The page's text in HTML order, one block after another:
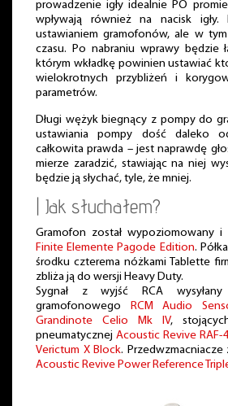
prowadzenie igły idealnie PO
wpływają również na nacisk
ustawianiem gramofonów, ale w
czasu. Po nabraniu wprawy będzie
którym wkładkę powinien ustawiać
wielokrotnych przybliżeń i
parametrów.
Długi wężyk biegnący z pompy do
ustawiania pompy dość daleko
całkowita prawda – jest naprawdę
mierze zaradzić, stawiając na niej
będzie ją słychać, tyle, że mniej.
| Jak słuchałem?
Gramofon został wypoziomowany
Finite Elemente Pagode Edition.
środku czterema nóżkami Tablette
zbliża ją do wersji Heavy Duty.
Sygnał z wyjść RCA
gramofonowego RCM Audio
Grandinote Celio Mk IV,
pneumatycznej Acoustic Revive RAF-
Verictum X Block. Przedwzmacniacze
Acoustic Revive Power Reference